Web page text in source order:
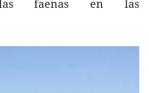
faenas en las